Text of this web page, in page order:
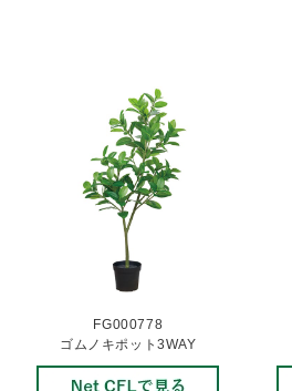
FG000778
ゴムノキポット3WAY